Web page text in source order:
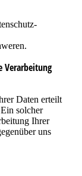
Verarbeitung
Daten erteilt
solcher
Ihrer
uns